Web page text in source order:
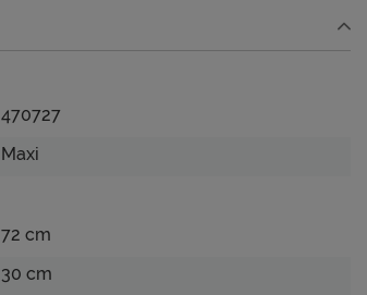
470727
Maxi
72 cm
30 cm